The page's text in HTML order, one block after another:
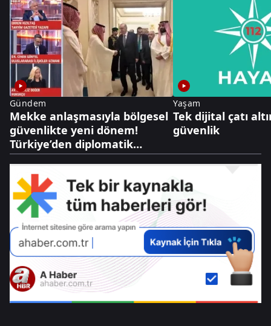
Gündem
Mekke anlaşmasıyla bölgesel
güvenlikte yeni dönem!
Türkiye’den diplomatik
caydırıcılık hamlesi
Yaşam
Tek dijital çatı
güvenlik